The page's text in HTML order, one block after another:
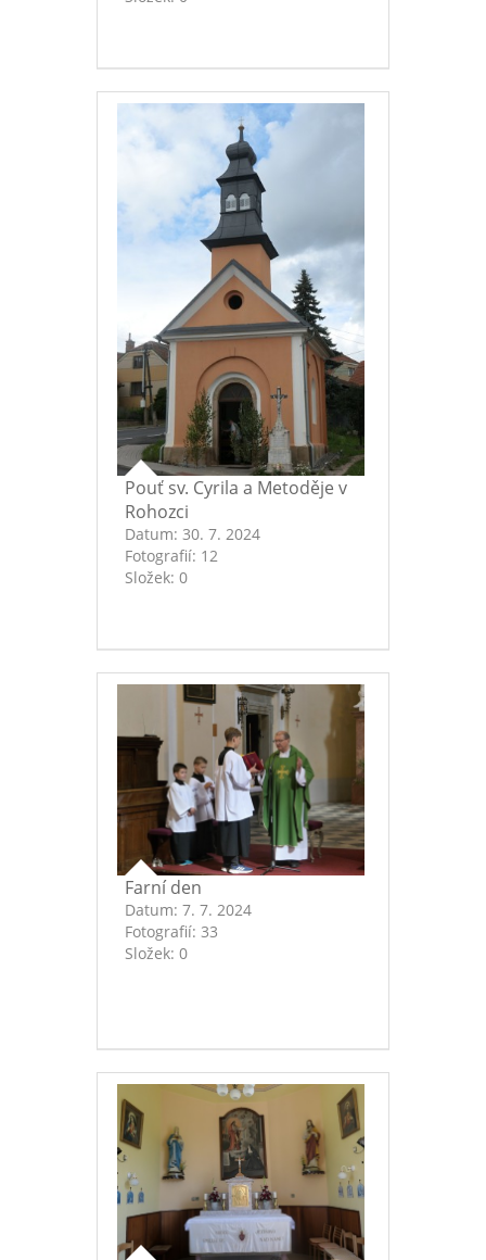
Pouť sv. Cyrila a Metoděje v
Rohozci
Datum: 30. 7. 2024
Fotografií: 12
Složek: 0
Farní den
Datum: 7. 7. 2024
Fotografií: 33
Složek: 0